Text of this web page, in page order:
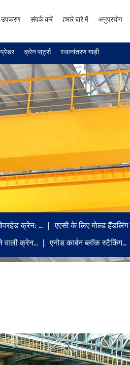
संपर्क करें हमारे बारे में अनुप्रयोग
क्रेन पार्ट्स स्थानांतरण गाड़ी
क्रेन: … एएसी के लिए मोल्ड
वाली क्रेन…
एनोड कार्बन ब्लॉक स्टैकिंग…